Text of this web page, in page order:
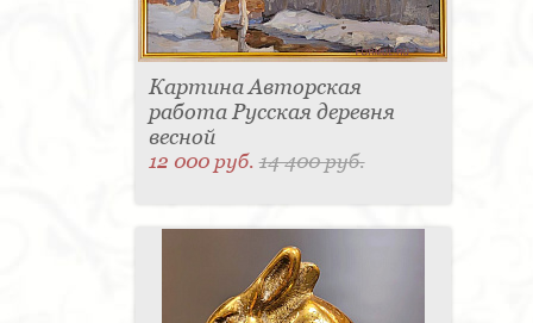
Картина Авторская
работа Русская деревня
весной
12 000 руб.14 400 руб.